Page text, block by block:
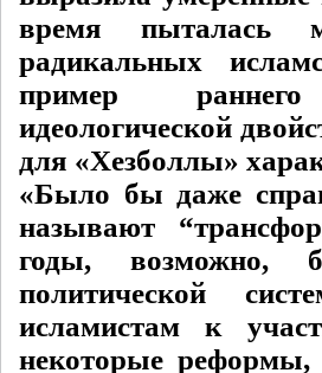
время пыталась
радикальных
пример
идеологической
для «Хезболлы»
«Было бы даже
называют
годы, возможно,
политической
исламистам к
некоторые